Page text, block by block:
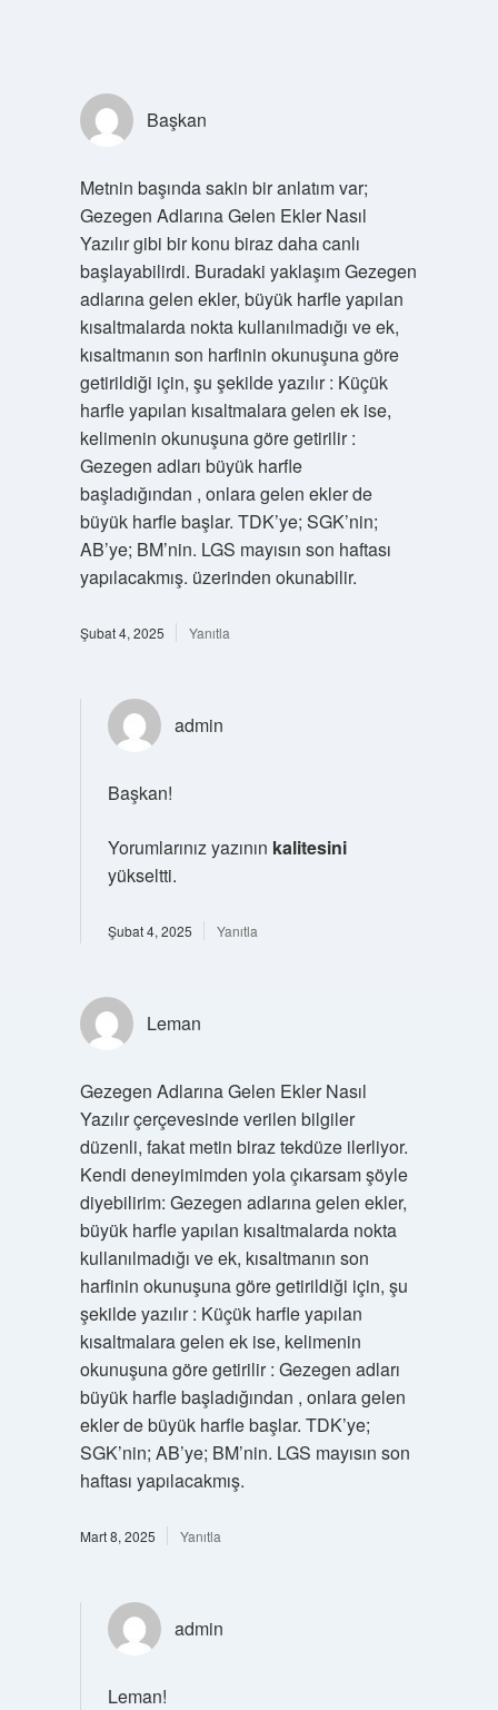
Başkan
Metnin başında sakin bir anlatım var;
Gezegen Adlarına Gelen Ekler Nasıl
Yazılır gibi bir konu biraz daha canlı
başlayabilirdi. Buradaki yaklaşım Gezegen
adlarına gelen ekler, büyük harfle yapılan
kısaltmalarda nokta kullanılmadığı ve ek,
kısaltmanın son harfinin okunuşuna göre
getirildiği için, şu şekilde yazılır : Küçük
harfle yapılan kısaltmalara gelen ek ise,
kelimenin okunuşuna göre getirilir :
Gezegen adları büyük harfle
başladığından , onlara gelen ekler de
büyük harfle başlar. TDK’ye; SGK’nin;
AB’ye; BM’nin. LGS mayısın son haftası
yapılacakmış. üzerinden okunabilir.
Şubat 4, 2025 Yanıtla
admin
Başkan!
Yorumlarınız yazının kalitesini
yükseltti.
Şubat 4, 2025 Yanıtla
Leman
Gezegen Adlarına Gelen Ekler Nasıl
Yazılır çerçevesinde verilen bilgiler
düzenli, fakat metin biraz tekdüze ilerliyor.
Kendi deneyimimden yola çıkarsam şöyle
diyebilirim: Gezegen adlarına gelen ekler,
büyük harfle yapılan kısaltmalarda nokta
kullanılmadığı ve ek, kısaltmanın son
harfinin okunuşuna göre getirildiği için, şu
şekilde yazılır : Küçük harfle yapılan
kısaltmalara gelen ek ise, kelimenin
okunuşuna göre getirilir : Gezegen adları
büyük harfle başladığından , onlara gelen
ekler de büyük harfle başlar. TDK’ye;
SGK’nin; AB’ye; BM’nin. LGS mayısın son
haftası yapılacakmış.
Mart 8, 2025 Yanıtla
admin
Leman!